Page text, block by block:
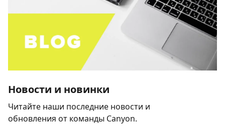
Новости и новинки
Читайте наши последние новости и
обновления от команды Canyon.